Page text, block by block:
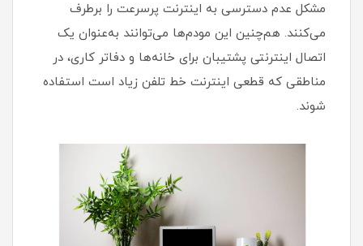
مشکل عدم دسترسی به اینترنت پرسرعت را برطرف
می‌کنند. هم‌چنین این مودم‌ها می‌توانند به‌عنوان یک
اتصال اینترنتی پشتیبان برای خانه‌ها و دفاتر کاری، در
مناطقی که قطعی اینترنت خط تلفن زیاد است استفاده
شوند.